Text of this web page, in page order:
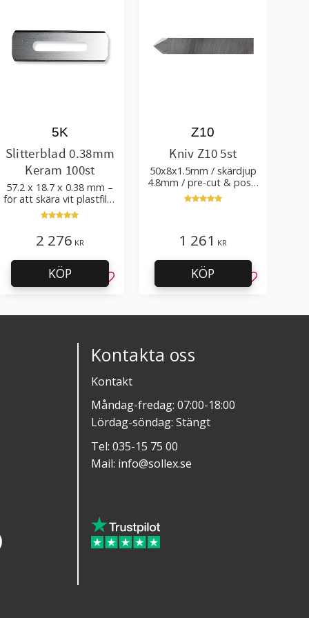
i favoriter
Slitterblad 0.38mm
Keram 100st
57.2 x 18.7 x 0.38 mm –
för att skära vit plastfilm
med tillsatser
5K
2 276 KR
Lägg till i favoriter
KÖP
Kniv Z10 5st
50x8x1.5mm / skärdjup
4.8mm / pre-cut & post-
cut 0.84xTm / skärvinkel
50°
Z10
1 261 KR
Lägg till i
KÖP
Kontakta oss
Kontakt
Måndag-fredag: 07:00-18:00
Lördag-söndag: Stängt
Tel: 035-15 75 00
Mail: info@sollex.se